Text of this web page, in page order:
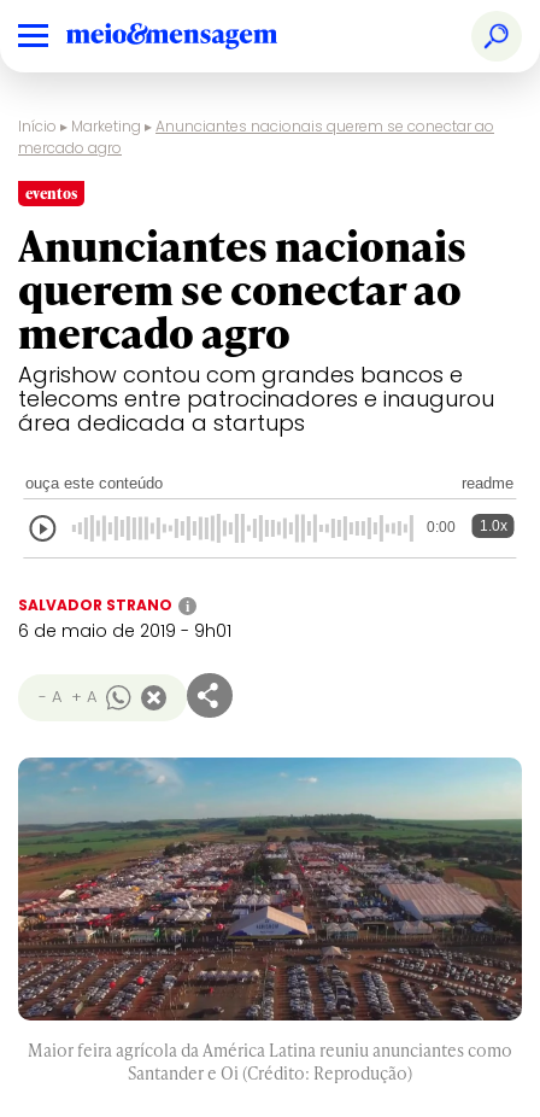
Início ▸ Marketing ▸Anunciantes nacionais querem se conectar ao
mercado agro
eventos
Anunciantes nacionais
querem se conectar ao
mercado agro
Agrishow contou com grandes bancos e
telecoms entre patrocinadores e inaugurou
área dedicada a startups
ouça este conteúdo readme
0:00 1.0x
SALVADOR STRANO i
6 de maio de 2019 - 9h01
- A + A
Maior feira agrícola da América Latina reuniu anunciantes como
Santander e Oi (Crédito: Reprodução)